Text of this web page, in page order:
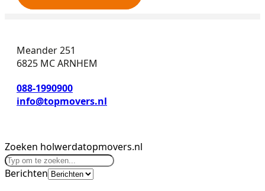
Meander 251
6825 MC ARNHEM
088-1990900
info@topmovers.nl
Zoeken holwerdatopmovers.nl
Berichten